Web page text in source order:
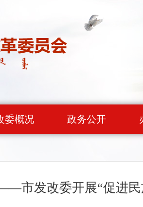
委概况 政务公开
市发改委开展“促进民